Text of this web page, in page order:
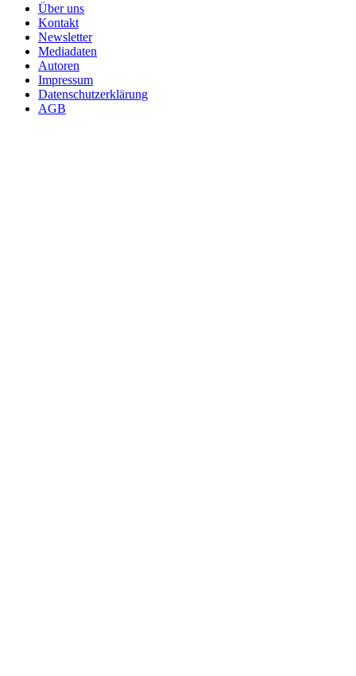
Über uns
Kontakt
Newsletter
Mediadaten
Autoren
Impressum
Datenschutzerklärung
AGB